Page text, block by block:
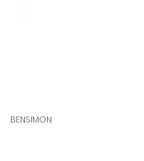
BENSIMON